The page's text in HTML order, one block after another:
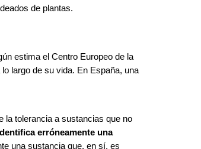
de plantas.
estima el Centro Europeo de la
largo de su vida. En España, una
la tolerancia a sustancias que no
erróneamente una
una sustancia que, en sí, es